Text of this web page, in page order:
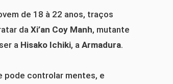
de 18 à 22 anos, traços
da Xi’an Coy Manh, mutante
a Hisako Ichiki, a Armadura.
pode controlar mentes, e